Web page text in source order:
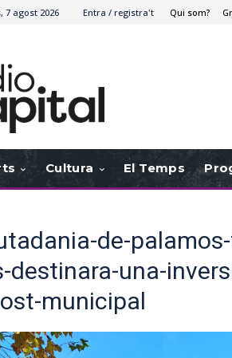
7 agost 2026 Entra / registra't Qui som?
Cultura El Temps
de-
destinara-una-
municipal